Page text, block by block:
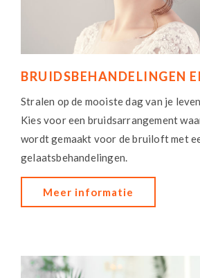
BRUIDSBEHANDELINGEN
Stralen op de mooiste dag van je
Kies voor een bruidsarrangement
wordt gemaakt voor de bruiloft met
gelaatsbehandelingen.
Meer informatie